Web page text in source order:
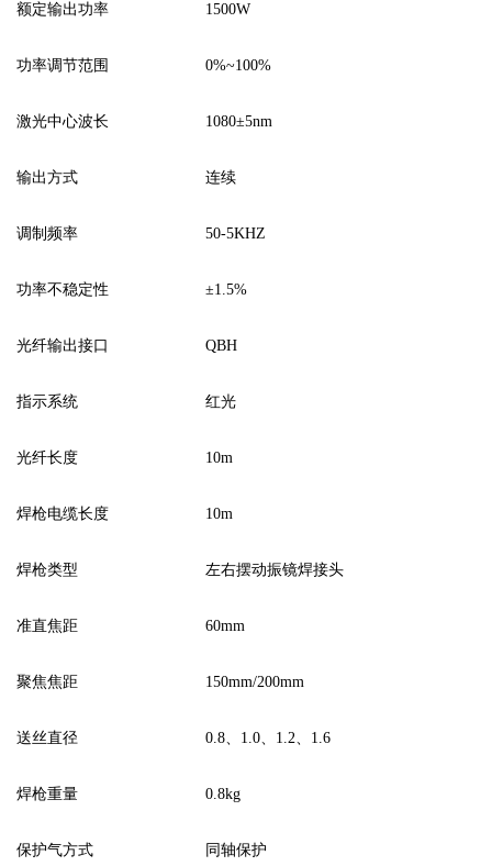
额定输出功率 1500W
功率调节范围 0%~100%
激光中心波长 1080±5nm
输出方式 连续
调制频率 50-5KHZ
功率不稳定性 ±1.5%
光纤输出接口 QBH
指示系统 红光
光纤长度 10m
焊枪电缆长度 10m
焊枪类型 左右摆动振镜焊接头
准直焦距 60mm
聚焦焦距 150mm/200mm
送丝直径 0.8、1.0、1.2、1.6
焊枪重量 0.8kg
保护气方式 同轴保护